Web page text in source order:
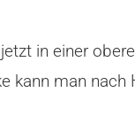
in einer
kann man